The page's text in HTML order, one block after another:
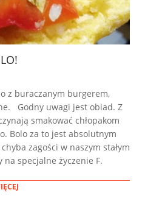
z buraczanym burgerem,
Godny uwagi jest obiad. Z
smakować chłopakom
Bolo za to jest absolutnym
zagości w naszym stałym
specjalne życzenie F.